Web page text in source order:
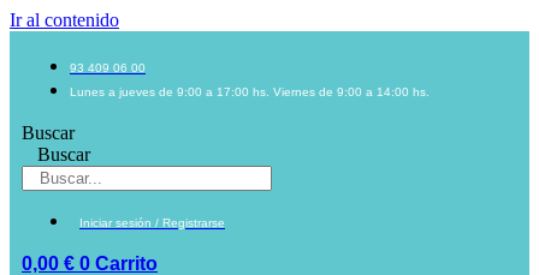
Ir al contenido
93 409 06 00
Lunes a jueves de 9:00 a 17:00 hs. Viernes de 9:00 a 14:00 hs.
Buscar
Buscar
Iniciar sesión / Registrarse
0,00 € 0 Carrito